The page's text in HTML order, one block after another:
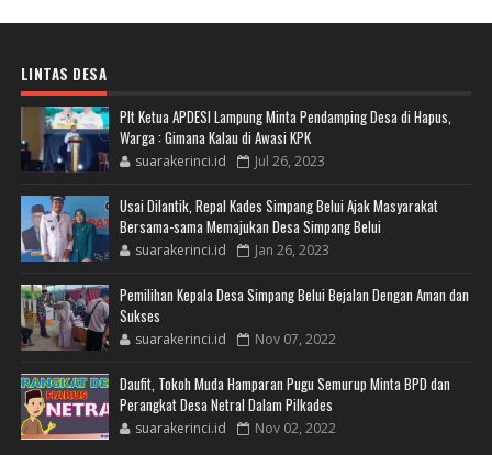
LINTAS DESA
Plt Ketua APDESI Lampung Minta Pendamping Desa di Hapus,
Warga : Gimana Kalau di Awasi KPK
suarakerinci.id Jul 26, 2023
Usai Dilantik, Repal Kades Simpang Belui Ajak Masyarakat
Bersama-sama Memajukan Desa Simpang Belui
suarakerinci.id Jan 26, 2023
Pemilihan Kepala Desa Simpang Belui Bejalan Dengan Aman dan
Sukses
suarakerinci.id Nov 07, 2022
Daufit, Tokoh Muda Hamparan Pugu Semurup Minta BPD dan
Perangkat Desa Netral Dalam Pilkades
suarakerinci.id Nov 02, 2022